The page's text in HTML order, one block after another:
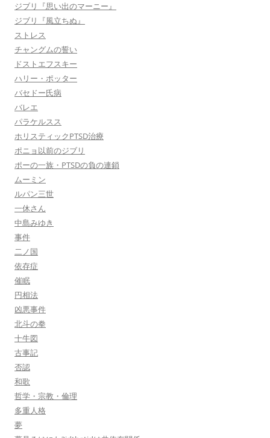
ジブリ『思い出のマーニー』
ジブリ『風立ちぬ』
ストレス
チャングムの誓い
ドストエフスキー
ハリー・ポッター
バセドー氏病
バレエ
パラケルスス
ホリスティックPTSD治療
ポニョ以前のジブリ
ポーの一族・PTSDの負の連鎖
ムーミン
ルパン三世
一休さん
中島みゆき
事件
二ノ国
依存症
催眠
円相法
凶悪事件
北斗の拳
十牛図
古事記
否認
和歌
哲学・宗教・倫理
多重人格
夢